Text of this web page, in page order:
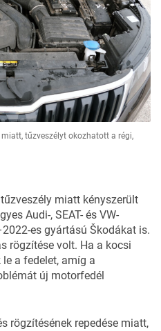
tűzveszélyt okozhatott a régi,
miatt kényszerült
Audi-, SEAT- és VW-
es gyártású Škodákat is.
rögzítése volt. Ha a kocsi
a fedelet, amíg a
új motorfedél
rögzítésének repedése miatt,